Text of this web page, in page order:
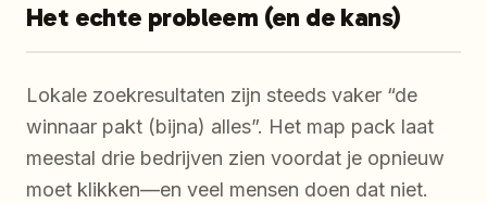
Het echte probleem (en de kans)
Lokale zoekresultaten zijn steeds vaker “de
winnaar pakt (bijna) alles”. Het map pack laat
meestal drie bedrijven zien voordat je opnieuw
moet klikken—en veel mensen doen dat niet.